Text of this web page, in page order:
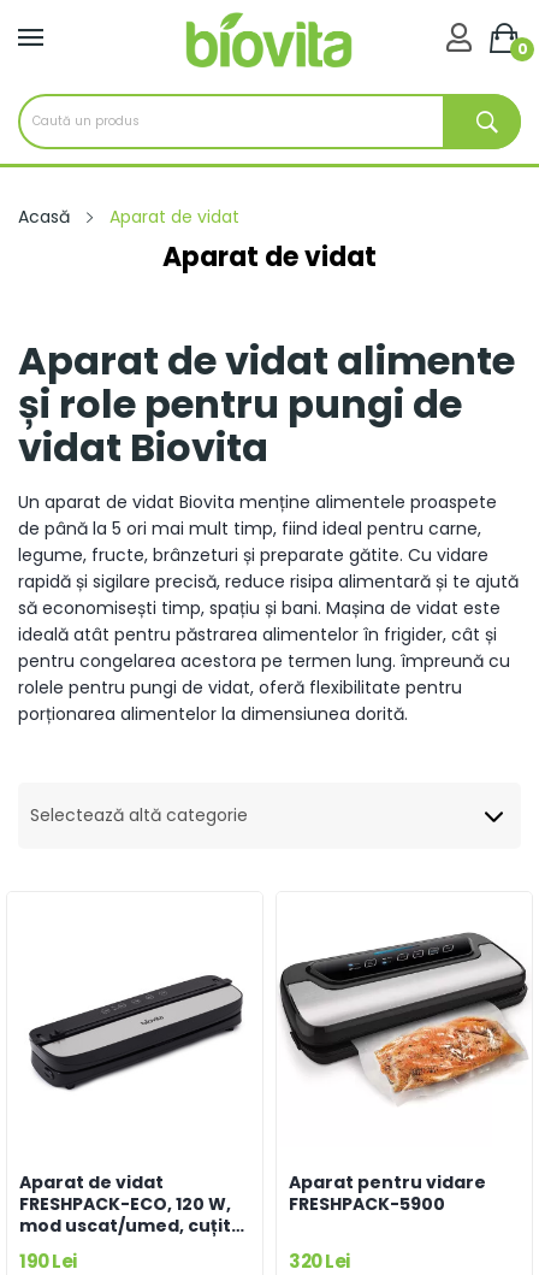
0

Acasă Aparat de vidat
Aparat de vidat
Aparat de vidat alimente
și role pentru pungi de
vidat Biovita
Un aparat de vidat Biovita menține alimentele proaspete
de până la 5 ori mai mult timp, fiind ideal pentru carne,
legume, fructe, brânzeturi și preparate gătite. Cu vidare
rapidă și sigilare precisă, reduce risipa alimentară și te ajută
să economisești timp, spațiu și bani. Mașina de vidat este
ideală atât pentru păstrarea alimentelor în frigider, cât și
pentru congelarea acestora pe termen lung. împreună cu
rolele pentru pungi de vidat, oferă flexibilitate pentru
porționarea alimentelor la dimensiunea dorită.
Selectează altă categorie
Aparat de vidat
FRESHPACK-ECO, 120 W,
mod uscat/umed, cuțit
integrat
190 Lei
Aparat pentru vidare
FRESHPACK-5900
320 Lei